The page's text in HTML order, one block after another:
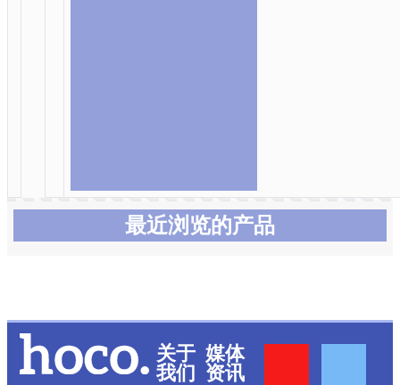
最近浏览的产品
关于
我们
媒体
资讯